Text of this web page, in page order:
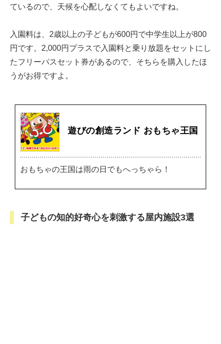
ているので、天候を心配しなくてもよいですね。
入園料は、2歳以上の子どもが600円で中学生以上が800
円です。2,000円プラスで入園料と乗り放題をセットにし
たフリーパスセット券があるので、そちらを購入したほ
うがお得ですよ。
遊びの創造ランド おもちゃ王国
おもちゃの王国は雨の日でもへっちゃら！
子どもの知的好奇心を刺激する屋内施設3選